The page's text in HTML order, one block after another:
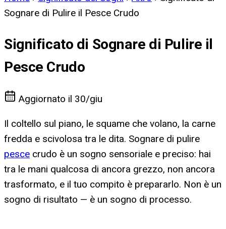
Sognare di Pulire il Pesce Crudo
Significato di Sognare di Pulire il
Pesce Crudo
Aggiornato il 30/giu
Il coltello sul piano, le squame che volano, la carne
fredda e scivolosa tra le dita. Sognare di pulire
pesce crudo è un sogno sensoriale e preciso: hai
tra le mani qualcosa di ancora grezzo, non ancora
trasformato, e il tuo compito è prepararlo. Non è un
sogno di risultato — è un sogno di processo.